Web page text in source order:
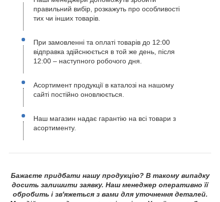
правильний вибір, розкажуть про особливості
тих чи інших товарів.
При замовленні та оплаті товарів до 12:00
відправка здійснюється в той же день, після
12:00 – наступного робочого дня.
Асортимент продукції в каталозі на нашому
сайті постійно оновлюється.
Наш магазин надає гарантію на всі товари з
асортименту.
Бажаєте придбати нашу продукцію? В такому випадку
досить залишити заявку. Наш менеджер оперативно її
обробить і зв'яжеться з вами для уточнення деталей.